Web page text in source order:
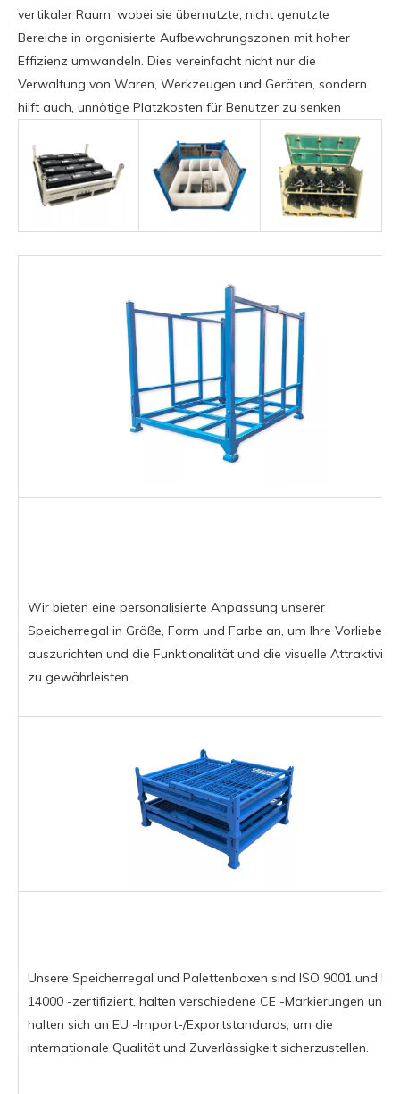
vertikaler Raum, wobei sie übernutzte, nicht genutzte
Bereiche in organisierte Aufbewahrungszonen mit hoher
Effizienz umwandeln. Dies vereinfacht nicht nur die
Verwaltung von Waren, Werkzeugen und Geräten, sondern
hilft auch, unnötige Platzkosten für Benutzer zu senken
Wir bieten eine personalisierte Anpassung unserer
Speicherregal in Größe, Form und Farbe an, um Ihre Vorlieben
auszurichten und die Funktionalität und die visuelle Attraktivität
zu gewährleisten.
Unsere Speicherregal und Palettenboxen sind ISO 9001 und
14000 -zertifiziert, halten verschiedene CE -Markierungen und
halten sich an EU -Import-/Exportstandards, um die
internationale Qualität und Zuverlässigkeit sicherzustellen.